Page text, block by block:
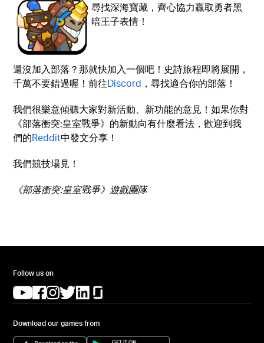
尋找深海寶藏，齊心協力贏取勇者黑
暗王子表情！
還沒加入部落？那就快加入一個吧！史詩旅程即將展開，
千萬不要錯過喔！前往Discord ，尋找適合你的部落！
我們很樂意傾聽大家對新活動、新功能的意見！如果你對
《部落衝突:皇室戰爭》的新動向有什麼看法，歡迎到我
們的Reddit中發文分享！
我們競技場見！
《部落衝突:皇室戰爭》遊戲團隊
Follow us on
(opens in a new tab)
(opens in a new tab)
(opens in a new tab)
(opens in a new tab)
(opens in a new tab)
Download our games from
(opens in a new tab) (opens in a new tab)